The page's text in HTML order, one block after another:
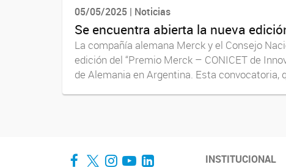
05/05/2025 | Noticias
Se encuentra abierta la nueva
La compañía alemana Merck y el Consejo
edición del “Premio Merck – CONICET de
de Alemania en Argentina. Esta convocatoria,
Facebook
Twitter
Instagram
YouTube
LinkedInINSTITUCIONAL